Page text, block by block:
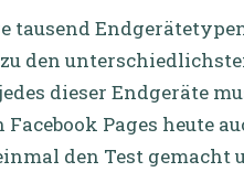
tausend
den
dieser Endgeräte
Facebook Pages heute
den Test gemacht